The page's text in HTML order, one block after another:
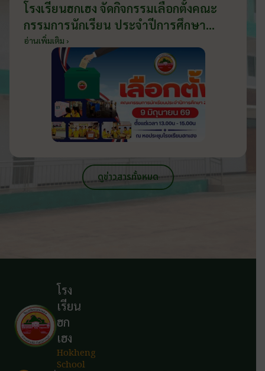
โรงเรียนฮกเฮง จัดกิจกรรมเลือกตั้งคณะ
กรรมการนักเรียน ประจำปีการศึกษา
2569 ส่งเสริมประชาธิปไตยในโรงเรียน
วันที่ 9 มิถุนายน 2569
อ่านเพิ่มเติม ›
ดูข่าวสารทั้งหมด
โรง
เรียน
ฮก
เฮง
Hokheng
School